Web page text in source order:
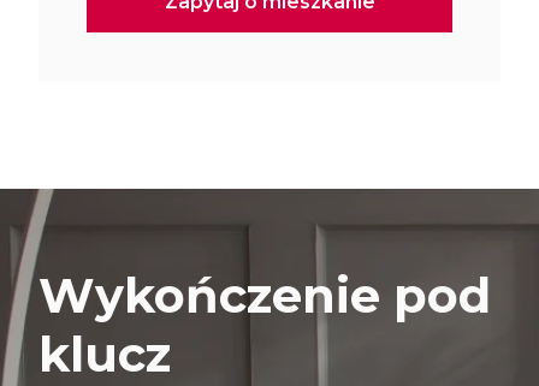
Wykończenie pod
klucz